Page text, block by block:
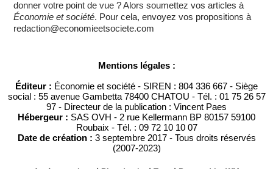
donner votre point de vue ? Alors soumettez vos articles à
Économie et société. Pour cela, envoyez vos propositions à
redaction@economieetsociete.com
Mentions légales :
Éditeur : Économie et société - SIREN : 804 336 667 - Siège
social : 55 avenue Gambetta 78400 CHATOU - Tél. : 01 75 26 57
97 - Directeur de la publication : Vincent Paes
Hébergeur : SAS OVH - 2 rue Kellermann BP 80157 59100
Roubaix - Tél. : 09 72 10 10 07
Date de création : 3 septembre 2017 - Tous droits réservés
(2007-2023)